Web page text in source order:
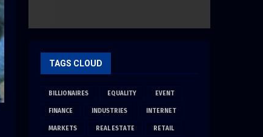
TAGS CLOUD
BILLIONAIRES EQUALITY EVENT
FINANCE INDUSTRIES INTERNET
MARKETS REAL ESTATE RETAIL